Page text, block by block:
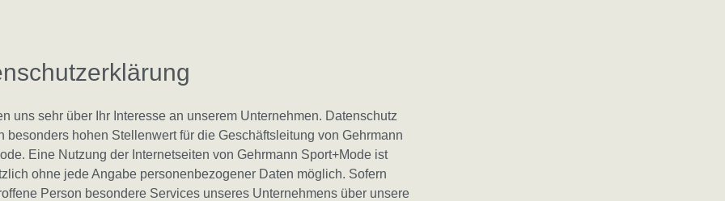
uns sehr über Ihr Interesse an unserem Unternehmen. Datenschutz
besonders hohen Stellenwert für die Geschäftsleitung von Gehrmann
Eine Nutzung der Internetseiten von Gehrmann Sport+Mode ist
ohne jede Angabe personenbezogener Daten möglich. Sofern
Person besondere Services unseres Unternehmens über unsere